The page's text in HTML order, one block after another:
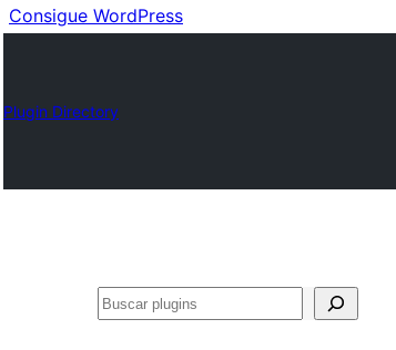
Consigue WordPress
Plugin Directory
Buscar